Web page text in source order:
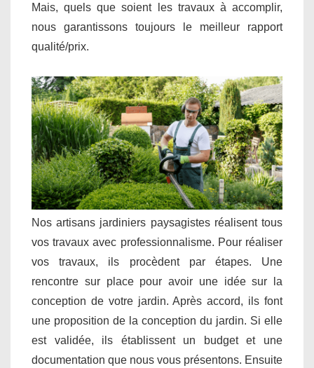
Mais, quels que soient les travaux à accomplir,
nous garantissons toujours le meilleur rapport
qualité/prix.
Nos artisans jardiniers paysagistes réalisent tous
vos travaux avec professionnalisme. Pour réaliser
vos travaux, ils procèdent par étapes. Une
rencontre sur place pour avoir une idée sur la
conception de votre jardin. Après accord, ils font
une proposition de la conception du jardin. Si elle
est validée, ils établissent un budget et une
documentation que nous vous présentons. Ensuite